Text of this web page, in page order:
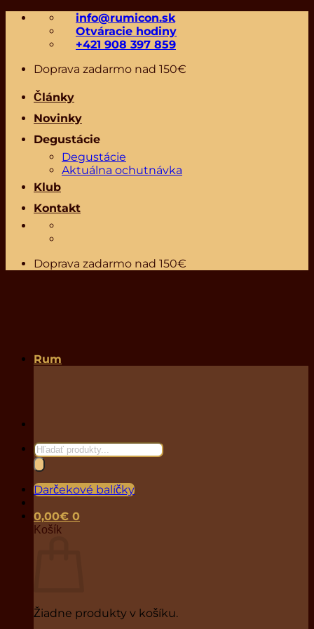
Skip
content
info@rumicon.sk
Otváracie hodiny
+421 908 397 859
Doprava zadarmo nad 150€
Články
Novinky
Degustácie
Degustácie
Aktuálna ochutnávka
Klub
Kontakt
Doprava zadarmo nad 150€
Products
search
Darčekové balíčky
0,00€ 0
Košík
Žiadne produkty v košíku.
Rum